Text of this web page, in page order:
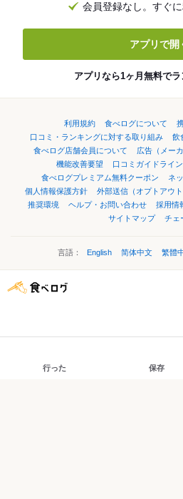
会員登録なし。すぐ
アプリで開
アプリなら1ヶ月無料でラ
利用規約 食べログについて
口コミ・ランキングに対する取り組み
飲
食べログ店舗会員について
広告（メー
機能改善要望
口コミガイドライン
食べログプレミアム無料クーポン
ネ
個人情報保護方針
外部送信（オプトアウト
推奨環境
ヘルプ・お問い合わせ 採用情
サイトマップ
チェ
言語： English 简体中文 繁體
行った 保存